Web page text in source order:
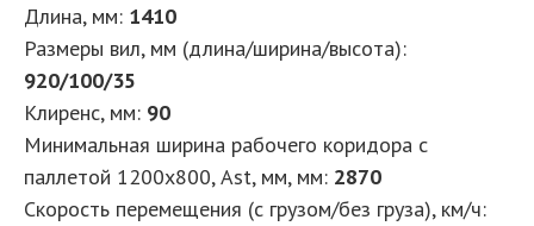
Длина, мм: 1410
Размеры вил, мм (длина/ширина/высота):
920/100/35
Клиренс, мм: 90
Минимальная ширина рабочего коридора с
паллетой 1200х800, Ast, мм, мм: 2870
Скорость перемещения (с грузом/без груза), км/ч: